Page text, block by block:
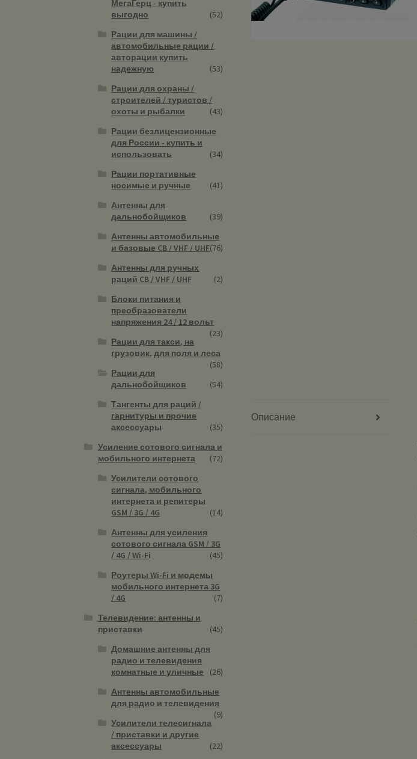
Описание
МегаГерц - купить
выгодно
(52)
Рации для машины /
автомобильные рации /
авторации купить
надежную
(53)
Рации для охраны /
строителей / туристов /
охоты и рыбалки
(43)
Рации безлицензионные
для России - купить и
использовать
(34)
Рации портативные
носимые и ручные
(41)
Антенны для
дальнобойщиков
(39)
Антенны автомобильные
и базовые CB / VHF / UHF(76)
Антенны для ручных
раций CB / VHF / UHF
(2)
Блоки питания и
преобразователи
напряжения 24 / 12 вольт
(23)
Рации для такси, на
грузовик, для поля и леса
(58)
Рации для
дальнобойщиков
(54)
Тангенты для раций /
гарнитуры и прочие
аксессуары
(35)
Усиление сотового сигнала и
мобильного интернета
(72)
Усилители сотового
сигнала, мобильного
интернета и репитеры
GSM / 3G / 4G
(14)
Антенны для усиления
сотового сигнала GSM / 3G
/ 4G / Wi-Fi
(45)
Роутеры Wi-Fi и модемы
мобильного интернета 3G
/ 4G
(7)
Телевидение: антенны и
приставки
(45)
Домашние антенны для
радио и телевидения
комнатные и уличные
(26)
Антенны автомобильные
для радио и телевидения
(9)
Усилители телесигнала
/ приставки и другие
аксессуары
(22)